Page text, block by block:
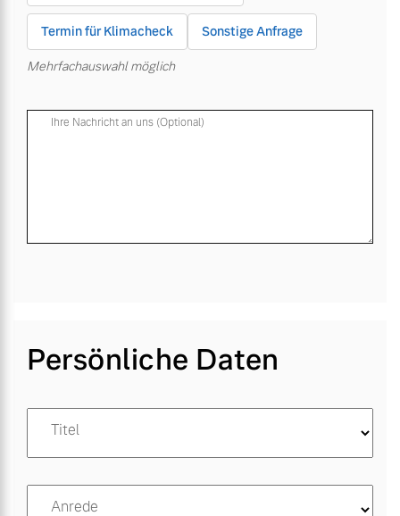
Termin für Klimacheck Sonstige Anfrage
Mehrfachauswahl möglich
Ihre Nachricht an uns (Optional)
Persönliche Daten
Titel
Anrede